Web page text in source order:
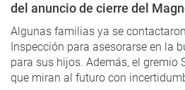
del anuncio de cierre del
Algunas familias ya se
Inspección para asesorarse en la
para sus hijos. Además, el gremio
que miran al futuro con